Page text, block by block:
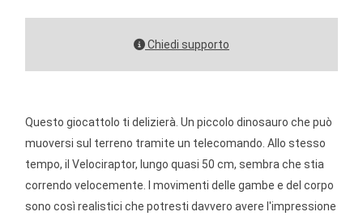
Chiedi supporto
Questo giocattolo ti delizierà. Un piccolo dinosauro che può
muoversi sul terreno tramite un telecomando. Allo stesso
tempo, il Velociraptor, lungo quasi 50 cm, sembra che stia
correndo velocemente. I movimenti delle gambe e del corpo
sono così realistici che potresti davvero avere l'impressione